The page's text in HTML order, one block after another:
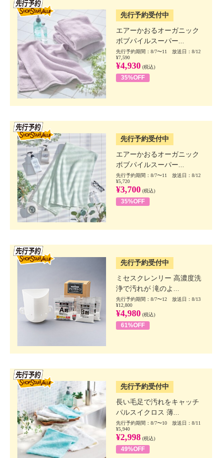
先行予約受付中
エアーかおるオーガニック
ボブパイルスーパー...
先行予約期間：8/7〜11 放送日：8/12
¥7,590
¥4,930 (税込)
35%OFF
先行予約受付中
エアーかおるオーガニック
ボブパイルスーパー...
先行予約期間：8/7〜11 放送日：8/12
¥5,720
¥3,700 (税込)
35%OFF
先行予約受付中
ミセスクレンリー 高濃度洗
浄で汚れが 滝のよ...
先行予約期間：8/7〜12 放送日：8/13
¥12,800
¥4,980 (税込)
61%OFF
先行予約受付中
長い毛足で汚れをキャッチ
パルスイクロス 薄...
先行予約期間：8/7〜10 放送日：8/11
¥5,940
¥2,998 (税込)
49%OFF